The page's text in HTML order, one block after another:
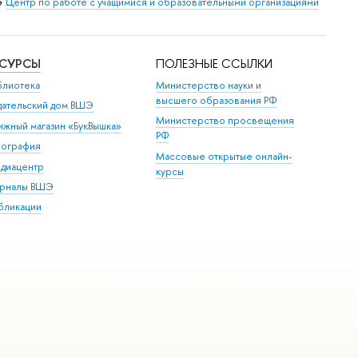
дом ВШЭ
магазин «БукВышка»
ВШЭ
ПОЛЕЗНЫЕ ССЫЛКИ
Министерство науки и
высшего образования РФ
Министерство просвещения
РФ
Массовые открытые онлайн-
курсы